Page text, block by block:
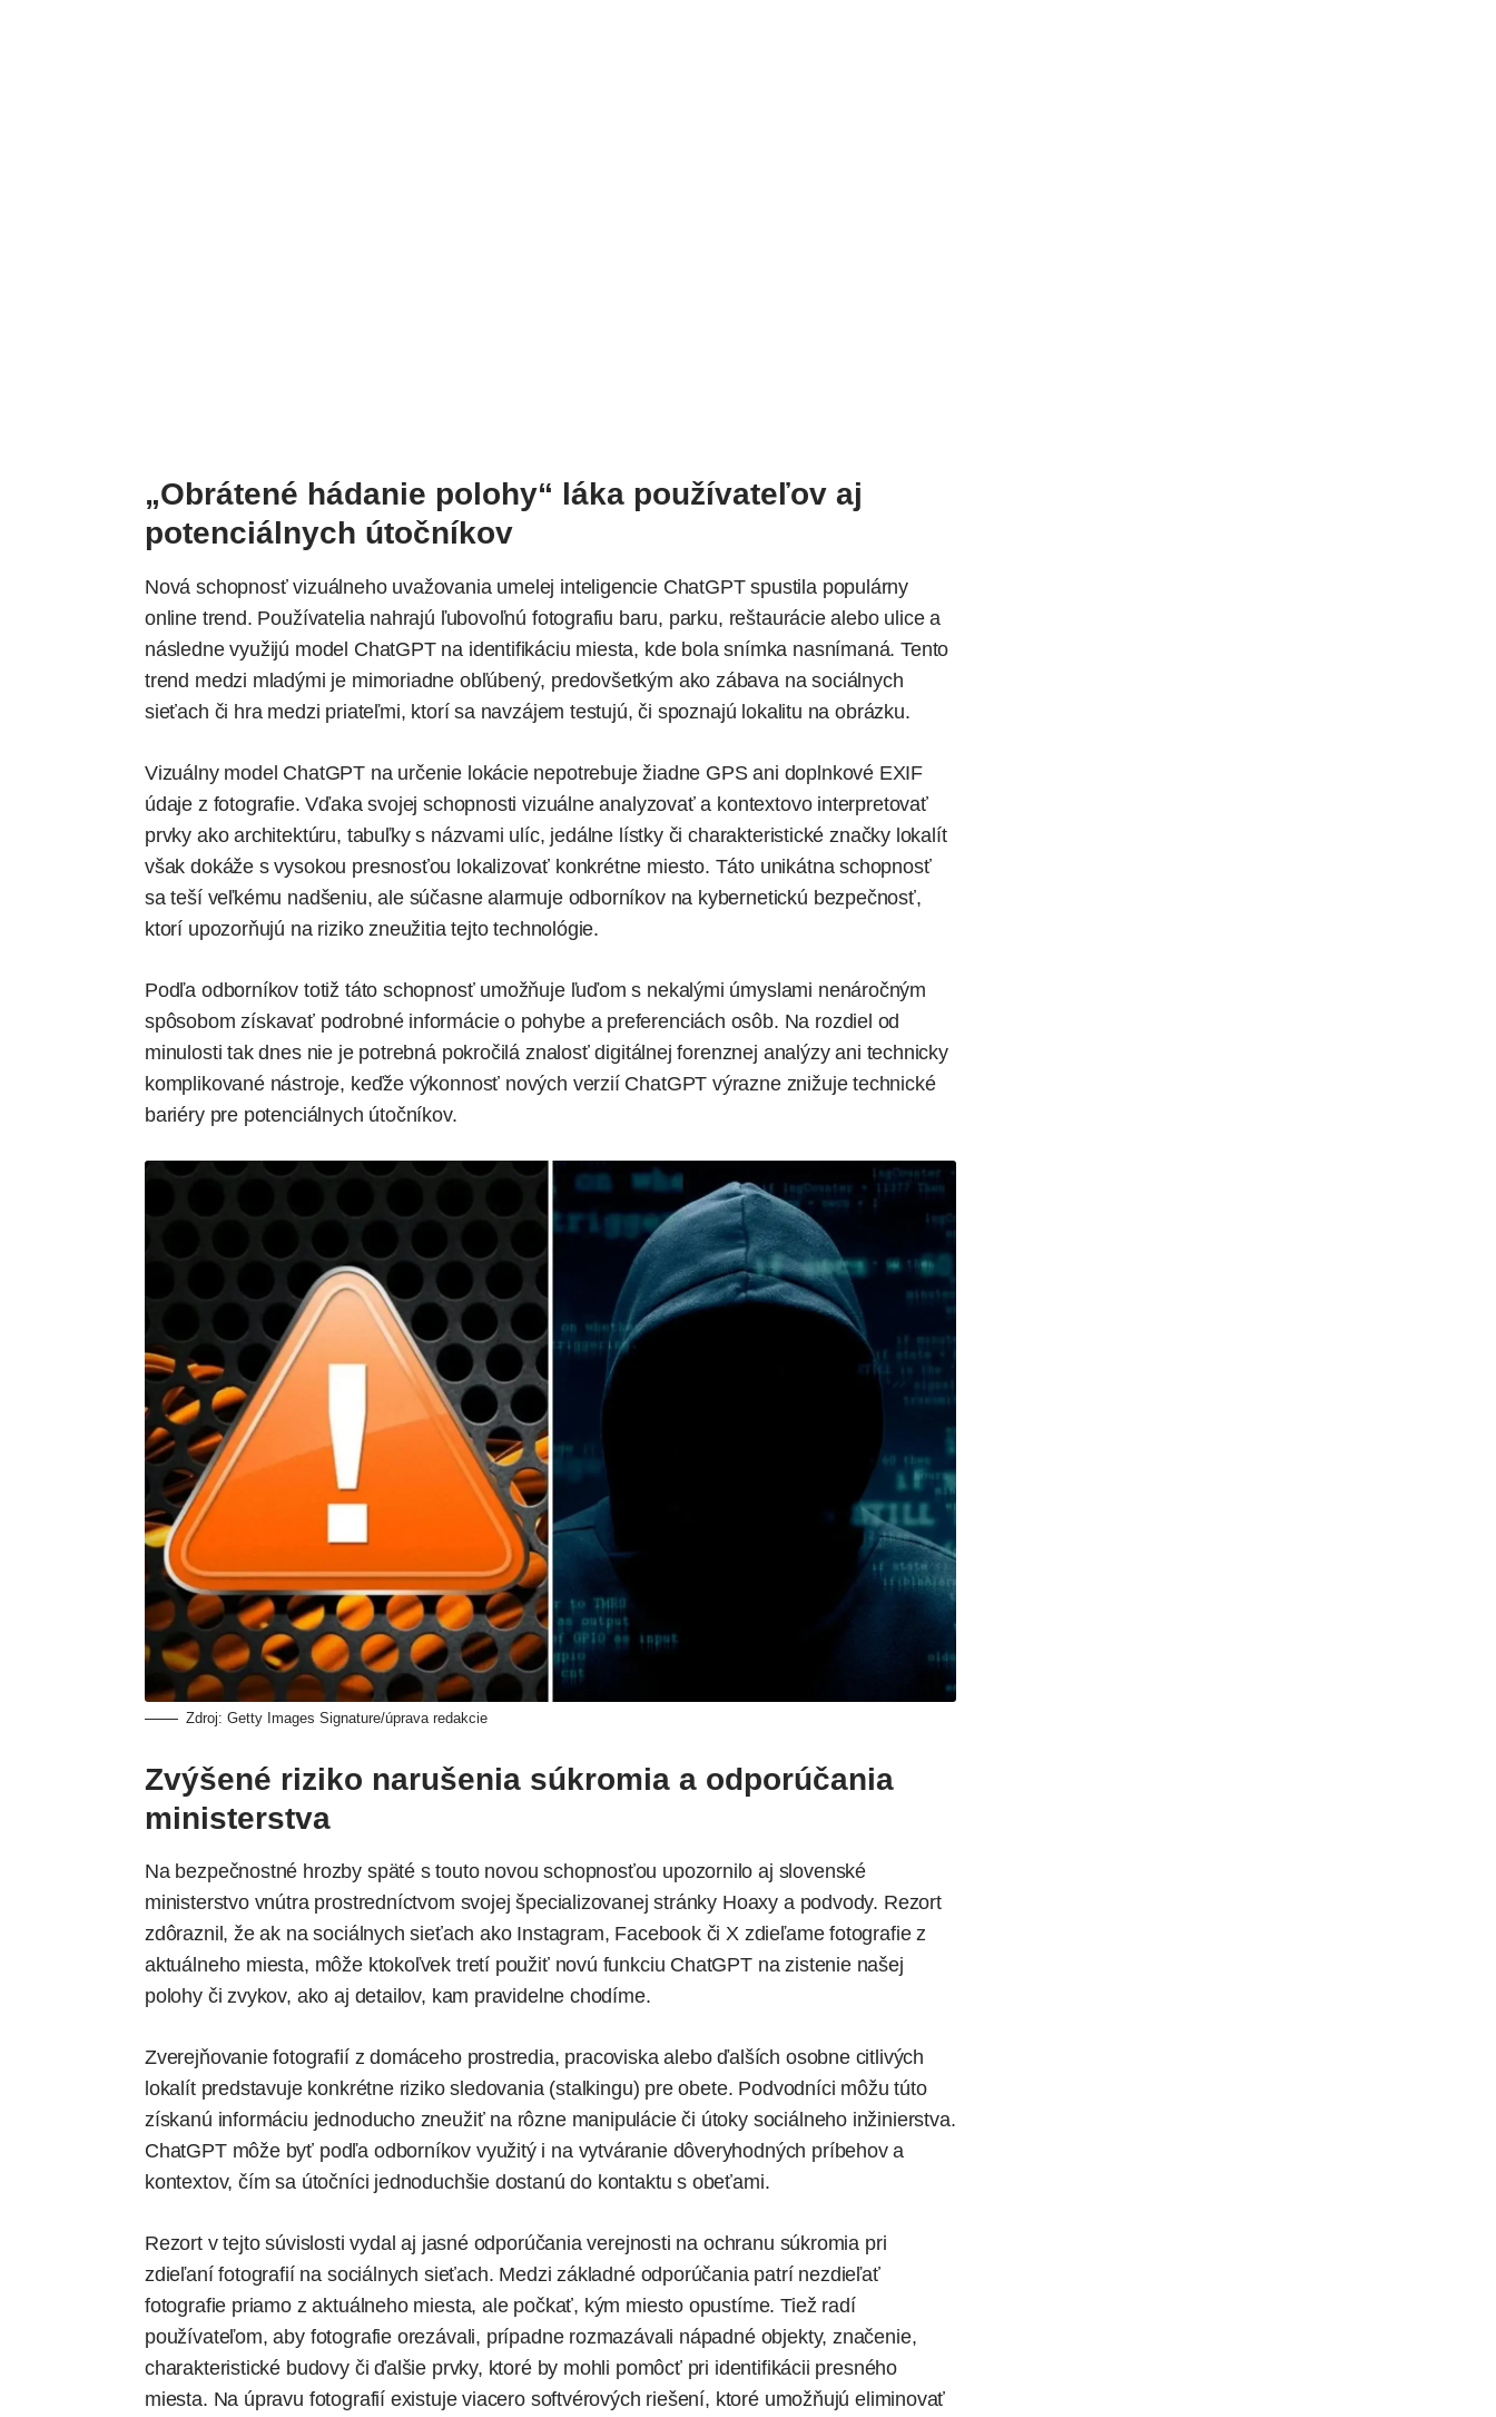
„Obrátené hádanie polohy“ láka používateľov aj
potenciálnych útočníkov
Nová schopnosť vizuálneho uvažovania umelej inteligencie ChatGPT spustila populárny
online trend. Používatelia nahrajú ľubovoľnú fotografiu baru, parku, reštaurácie alebo ulice a
následne využijú model ChatGPT na identifikáciu miesta, kde bola snímka nasnímaná. Tento
trend medzi mladými je mimoriadne obľúbený, predovšetkým ako zábava na sociálnych
sieťach či hra medzi priateľmi, ktorí sa navzájem testujú, či spoznajú lokalitu na obrázku.
Vizuálny model ChatGPT na určenie lokácie nepotrebuje žiadne GPSani doplnkové EXIF
údaje z fotografie. Vďaka svojej schopnosti vizuálne analyzovať a kontextovo interpretovať
prvky ako architektúru, tabuľky s názvami ulíc, jedálne lístky či charakteristické značky lokalít
však dokáže s vysokou presnosťou lokalizovať konkrétne miesto. Táto unikátna schopnosť
sa teší veľkému nadšeniu, ale súčasne alarmuje odborníkov na kybernetickú bezpečnosť,
ktorí upozorňujú na riziko zneužitia tejto technológie.
Podľa odborníkov totiž táto schopnosť umožňuje ľuďom s nekalými úmyslami nenáročným
spôsobom získavať podrobné informácie o pohybe a preferenciách osôb. Na rozdiel od
minulosti tak dnes nie je potrebná pokročilá znalosť digitálnej forenznej analýzy ani technicky
komplikované nástroje, keďže výkonnosť nových verzií ChatGPT výrazne znižuje technické
bariéry pre potenciálnych útočníkov.
Zdroj: Getty Images Signature/úprava redakcie
Zvýšené riziko narušenia súkromia a odporúčania
ministerstva
Na bezpečnostné hrozby späté s touto novou schopnosťou upozornilo aj slovenské
ministerstvo vnútra prostredníctvom svojej špecializovanej stránky Hoaxy a podvody. Rezort
zdôraznil, že ak na sociálnych sieťach ako Instagram, Facebookči X zdieľame fotografie z
aktuálneho miesta, môže ktokoľvek tretí použiť novú funkciu ChatGPT na zistenie našej
polohy či zvykov, ako aj detailov, kam pravidelne chodíme.
Zverejňovanie fotografií z domáceho prostredia, pracoviska alebo ďalších osobne citlivých
lokalít predstavuje konkrétne riziko sledovania (stalkingu) pre obete. Podvodníci môžu túto
získanú informáciu jednoducho zneužiť na rôzne manipulácie či útoky sociálneho inžinierstva.
ChatGPT môže byť podľa odborníkov využitý i na vytváranie dôveryhodných príbehov a
kontextov, čím sa útočníci jednoduchšie dostanú do kontaktu s obeťami.
Rezort v tejto súvislosti vydal aj jasné odporúčania verejnosti na ochranu súkromia pri
zdieľaní fotografií na sociálnych sieťach. Medzi základné odporúčania patrí nezdieľať
fotografie priamo z aktuálneho miesta, ale počkať, kým miesto opustíme. Tiež radí
používateľom, aby fotografie orezávali, prípadne rozmazávali nápadné objekty, značenie,
charakteristické budovy či ďalšie prvky, ktoré by mohli pomôcť pri identifikácii presného
miesta. Na úpravu fotografií existuje viacero softvérových riešení, ktoré umožňujú eliminovať